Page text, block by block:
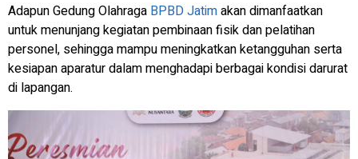
Adapun Gedung Olahraga BPBD Jatimakan dimanfaatkan
untuk menunjang kegiatan pembinaan fisik dan pelatihan
personel, sehingga mampu meningkatkan ketangguhan serta
kesiapan aparatur dalam menghadapi berbagai kondisi darurat
di lapangan.